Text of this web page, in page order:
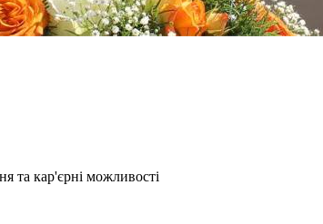
та кар'єрні можливості